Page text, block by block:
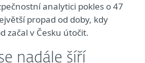
analytici pokles o 47
propad od doby, kdy
začal v Česku útočit.
nadále šíří